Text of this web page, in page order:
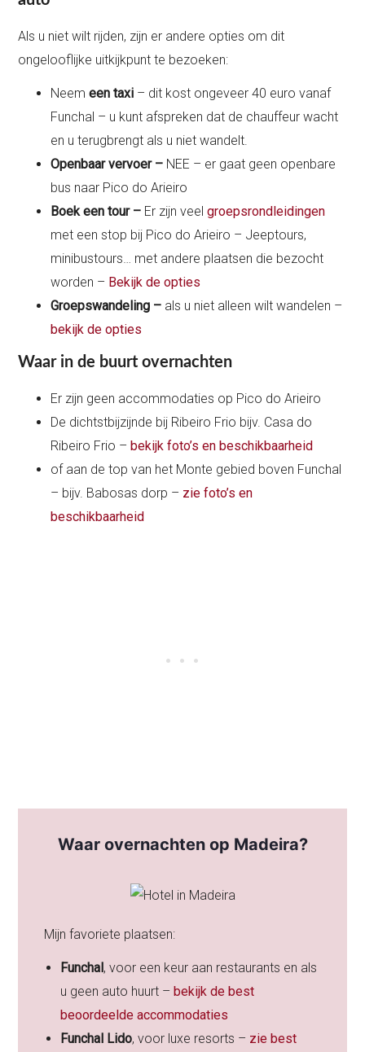
Als u niet wilt rijden, zijn er andere opties om dit
ongelooflijke uitkijkpunt te bezoeken:
Neemeen taxi – dit kost ongeveer 40 euro vanaf
Funchal – u kunt afspreken dat de chauffeur wacht
en u terugbrengt als u niet wandelt.
Openbaar vervoer – NEE – er gaat geen openbare
bus naar Pico do Arieiro
Boek een tour – Er zijn veelgroepsrondleidingen
met een stop bij Pico do Arieiro – Jeeptours,
minibustours… met andere plaatsen die bezocht
worden – Bekijk de opties
Groepswandeling – als u niet alleen wilt wandelen –
bekijk de opties
Waar in de buurt overnachten
Er zijn geen accommodaties op Pico do Arieiro
De dichtstbijzijnde bij Ribeiro Frio bijv. Casa do
Ribeiro Frio –bekijk foto’s en beschikbaarheid
of aan de top van het Monte gebied boven Funchal
– bijv. Babosas dorp – zie foto’s en
beschikbaarheid
Waar overnachten op Madeira?
Mijn favoriete plaatsen:
Funchal , voor een keur aan restaurants en als
u geen auto huurt – bekijk de best
beoordeelde accommodaties
Funchal Lido, voor luxe resorts – zie best